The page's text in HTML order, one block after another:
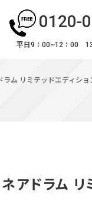
0120-
平日9：00~12：00
ム リミテッドエディショ
アドラム リ